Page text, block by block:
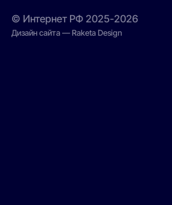
© Интернет РФ 2025-2026
Дизайн сайта — Raketa Design